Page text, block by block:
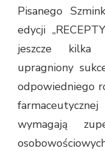
Pisanego
edycji
jeszcze kilka
upragniony
odpowiedniego
wymagają